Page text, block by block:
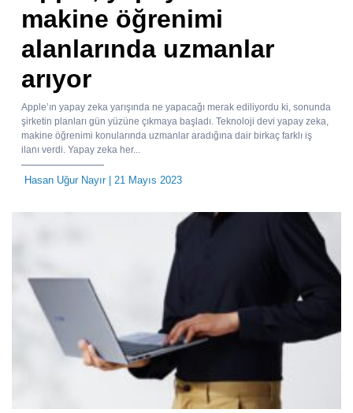
makine öğrenimi
alanlarında uzmanlar
arıyor
Apple’ın yapay zeka yarışında ne yapacağı merak ediliyordu ki, sonunda
şirketin planları gün yüzüne çıkmaya başladı. Teknoloji devi yapay zeka,
makine öğrenimi konularında uzmanlar aradığına dair birkaç farklı iş
ilanı verdi. Yapay zeka her...
Hasan Uğur Nayır| 21 Mayıs 2023